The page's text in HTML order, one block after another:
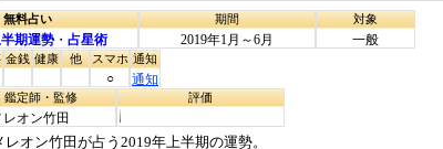
無料占い
期運勢 ・ 占星術
期間
2019年1月～6月
対象
一般
金銭 健康 他 スマホ
○
通知
通知
鑑定師・監修
レオン竹田
評価
オン竹田が占う2019年上半期の運勢。